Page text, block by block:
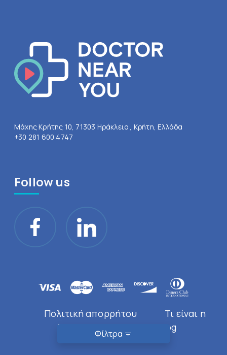
Φίλτρα
Μάχης Κρήτης 10, 71303 Ηράκλειο , Κρήτη, Ελλάδα
+30 281 600 4747
Follow us
Πολιτική απορρήτου
Τι είναι η
Doctor Near You
Blog